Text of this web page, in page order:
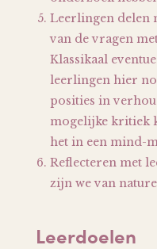
Leerlingen delen
van de vragen
Klassikaal
leerlingen hier
posities in
mogelijke kritiek
het in een mind-
Reflecteren met
zijn we van nature
Leerdoelen